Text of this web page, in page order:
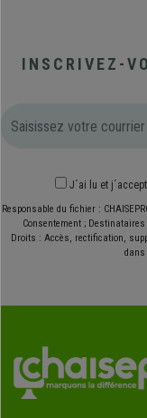
INSCRIVEZ-
J´ai lu et
Responsable du fichier :
Consentement ;
Droits : Accès, rectification,
dans